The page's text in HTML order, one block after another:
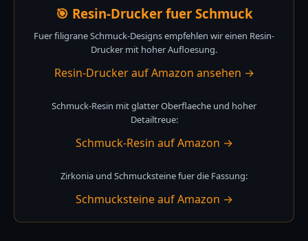
🎯 Resin-Drucker fuer Schmuck
Fuer filigrane Schmuck-Designs empfehlen wir einen Resin-
Drucker mit hoher Aufloesung.
Resin-Drucker auf Amazon ansehen →
Schmuck-Resin mit glatter Oberflaeche und hoher
Detailtreue:
Schmuck-Resin auf Amazon →
Zirkonia und Schmucksteine fuer die Fassung:
Schmucksteine auf Amazon →